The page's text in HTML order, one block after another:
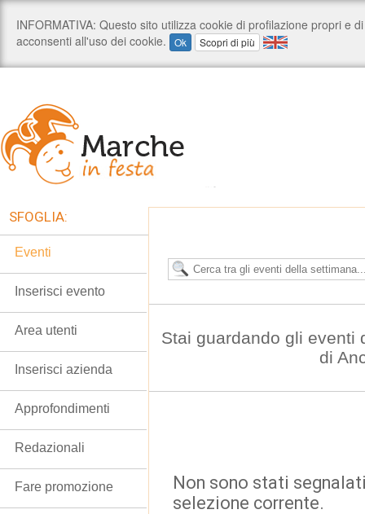
Stai guardando gli eventi
di
Non sono stati
selezione corrente.
SFOGLIA:
Eventi
Inserisci evento
Area utenti
Inserisci azienda
Approfondimenti
Redazionali
Fare promozione